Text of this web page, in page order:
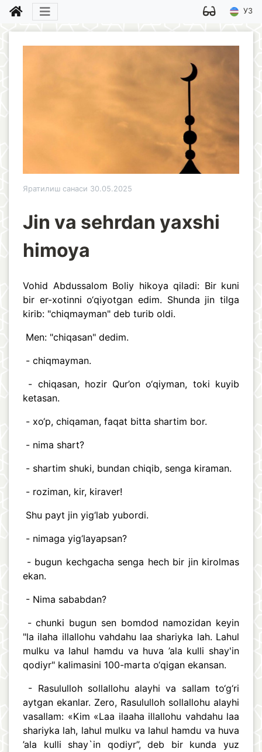
УЗ
Яратилиш санаси 30.05.2025
Jin va sehrdan yaxshi
himoya
Vohid Abdussalom Boliy hikoya qiladi: Bir kuni
bir er-xotinni o‘qiyotgan edim. Shunda jin tilga
kirib: "chiqmayman" deb turib oldi.
Men: "chiqasan" dedim.
- chiqmayman.
- chiqasan, hozir Qur’on o‘qiyman, toki kuyib
ketasan.
- xo‘p, chiqaman, faqat bitta shartim bor.
- nima shart?
- shartim shuki, bundan chiqib, senga kiraman.
- roziman, kir, kiraver!
Shu payt jin yig‘lab yubordi.
- nimaga yig‘layapsan?
- bugun kechgacha senga hech bir jin kirolmas
ekan.
- Nima sababdan?
- chunki bugun sen bomdod namozidan keyin
"la ilaha illallohu vahdahu laa shariyka lah. Lahul
mulku va lahul hamdu va huva ’ala kulli shay'in
qodiyr" kalimasini 100-marta o‘qigan ekansan.
- Rasululloh sollallohu alayhi va sallam to‘g‘ri
aytgan ekanlar. Zero, Rasululloh sollallohu alayhi
vasallam: «Kim «Laa ilaaha illallohu vahdahu laa
shariyka lah, lahul mulku va lahul hamdu va huva
’ala kulli shay`in qodiyr”, deb bir kunda yuz